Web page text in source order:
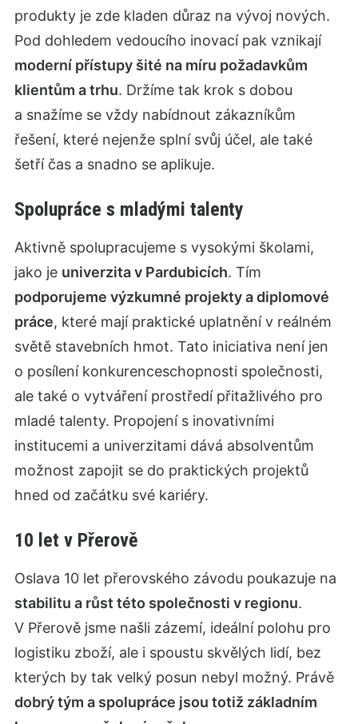
produkty je zde kladen důraz na vývoj nových.
Pod dohledem vedoucího inovací pak vznikají
moderní přístupy šité na míru požadavkům
klientům a trhu. Držíme tak krok s dobou
a snažíme se vždy nabídnout zákazníkům
řešení, které nejenže splní svůj účel, ale také
šetří čas a snadno se aplikuje.
Spolupráce s mladými talenty
Aktivně spolupracujeme s vysokými školami,
jako je univerzita v Pardubicích. Tím
podporujeme výzkumné projekty a diplomové
práce, které mají praktické uplatnění v reálném
světě stavebních hmot. Tato iniciativa není jen
o posílení konkurenceschopnosti společnosti,
ale také o vytváření prostředí přitažlivého pro
mladé talenty. Propojení s inovativními
institucemi a univerzitami dává absolventům
možnost zapojit se do praktických projektů
hned od začátku své kariéry.
10 let v Přerově
Oslava 10 let přerovského závodu poukazuje na
stabilitu a růst této společnosti v regionu.
V Přerově jsme našli zázemí, ideální polohu pro
logistiku zboží, ale i spoustu skvělých lidí, bez
kterých by tak velký posun nebyl možný. Právě
dobrý tým a spolupráce jsou totiž základním